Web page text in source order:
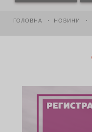
ГОЛОВНА НОВИНИ